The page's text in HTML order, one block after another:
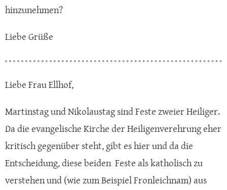
hinzunehmen?
Liebe Grüße
Liebe Frau Ellhof,
Martinstag und Nikolaustag sind Feste zweier Heiliger.
Da die evangelische Kirche der Heiligenverehrung eher
kritisch gegenüber steht, gibt es hier und da die
Entscheidung, diese beiden Feste als katholisch zu
verstehen und (wie zum Beispiel Fronleichnam) aus